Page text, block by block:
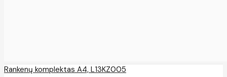
Rankenų komplektas A4, L13KZ005